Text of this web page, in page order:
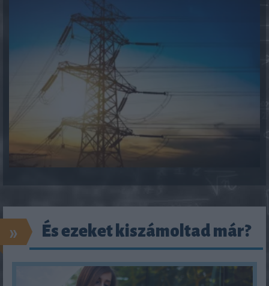
» És ezeket kiszámoltad már?